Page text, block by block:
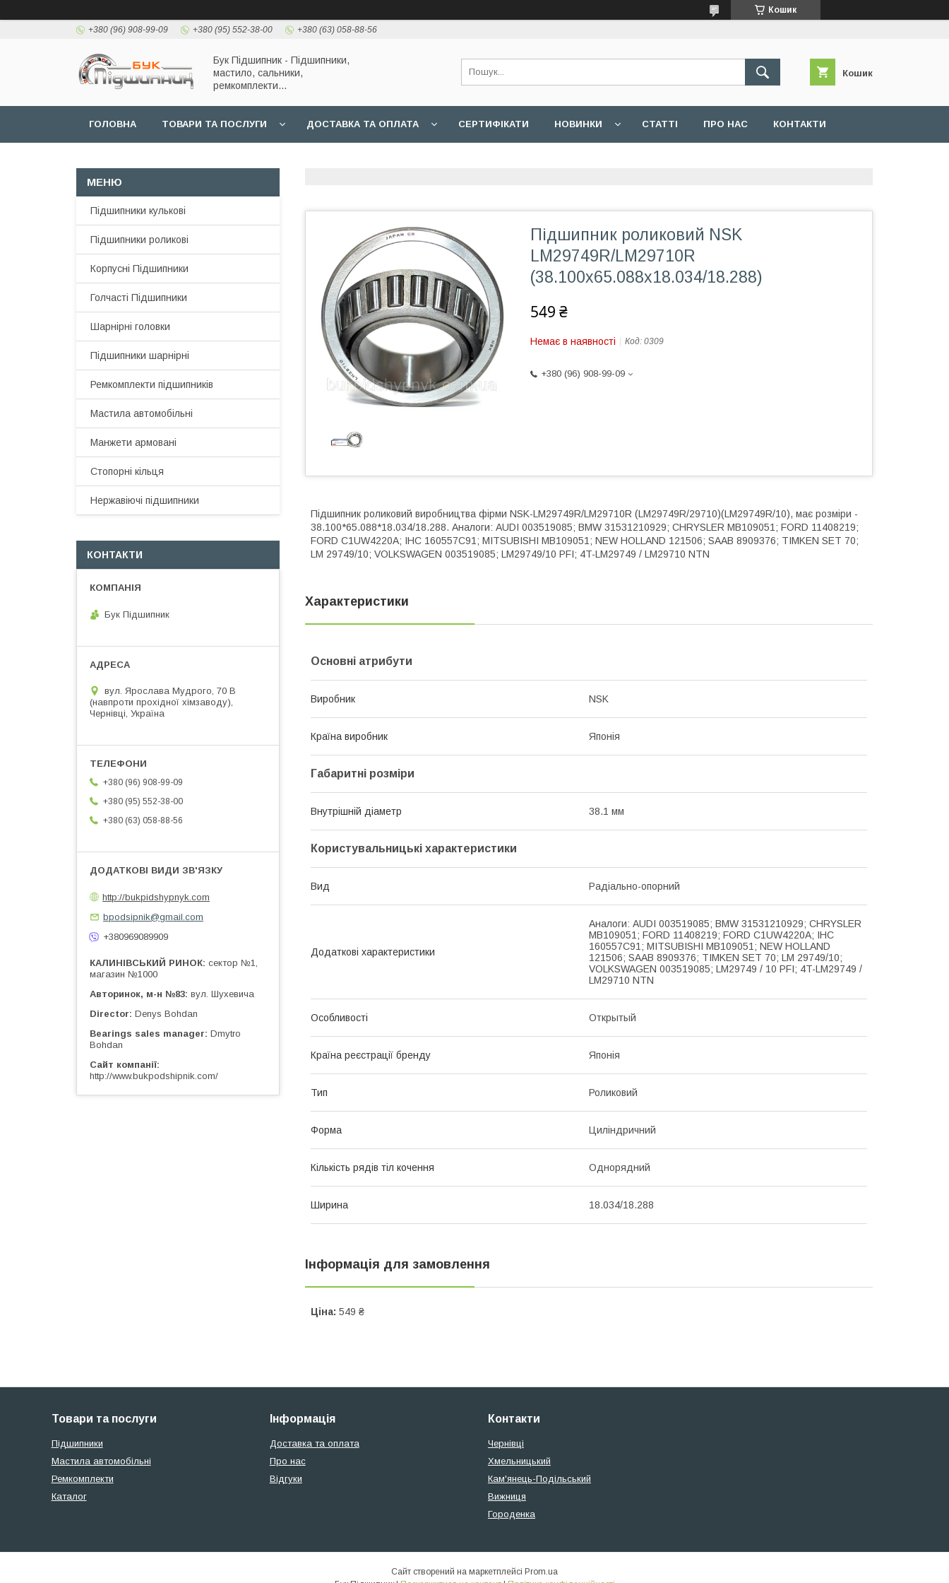
Кошик
+380 (96) 908-99-09 +380 (95) 552-38-00 +380 (63) 058-88-56
Бук Підшипник - Підшипники,
мастило, сальники,
ремкомплекти...
Кошик
ГОЛОВНА ТОВАРИ ТА ПОСЛУГИ ДОСТАВКА ТА ОПЛАТА СЕРТИФІКАТИ НОВИНКИ СТАТТІ ПРО НАС КОНТАКТИ
Підшипник роликовий NSK
LM29749R/LM29710R
(38.100x65.088x18.034/18.288)
549 ₴
Немає в наявності Код: 0309
+380 (96) 908-99-09
Підшипник роликовий виробництва фірми NSK-LM29749R/LM29710R (LM29749R/29710)(LM29749R/10), має розміри -
38.100*65.088*18.034/18.288. Аналоги: AUDI 003519085; BMW 31531210929; CHRYSLER MB109051; FORD 11408219;
FORD C1UW4220A; IHC 160557C91; MITSUBISHI MB109051; NEW HOLLAND 121506; SAAB 8909376; TIMKEN SET 70;
LM 29749/10; VOLKSWAGEN 003519085; LM29749/10 PFI; 4T-LM29749 / LM29710 NTN
Характеристики
Основні атрибути
Виробник NSK
Країна виробник Японія
Габаритні розміри
Внутрішній діаметр 38.1 мм
Користувальницькі характеристики
Вид Радіально-опорний
Додаткові характеристики
Аналоги: AUDI 003519085; BMW 31531210929; CHRYSLER
MB109051; FORD 11408219; FORD C1UW4220A; IHC
160557C91; MITSUBISHI MB109051; NEW HOLLAND
121506; SAAB 8909376; TIMKEN SET 70; LM 29749/10;
VOLKSWAGEN 003519085; LM29749 / 10 PFI; 4T-LM29749 /
LM29710 NTN
Особливості Открытый
Країна реєстрації бренду Японія
Тип Роликовий
Форма Циліндричний
Кількість рядів тіл кочення Однорядний
Ширина 18.034/18.288
Інформація для замовлення
Ціна: 549 ₴
Підшипники кулькові
Підшипники роликові
Корпусні Підшипники
Голчасті Підшипники
Шарнірні головки
Підшипники шарнірні
Ремкомплекти підшипників
Мастила автомобільні
Манжети армовані
Стопорні кільця
Нержавіючі підшипники
КОНТАКТИ
Бук Підшипник
вул. Ярослава Мудрого, 70 В
(навпроти прохідної хімзаводу),
Чернівці, Україна
+380 (96) 908-99-09
+380 (95) 552-38-00
+380 (63) 058-88-56
http://bukpidshypnyk.com
bpodsipnik@gmail.com
+380969089909
КАЛИНІВСЬКИЙ РИНОК сектор №1,
магазин №1000
Авторинок, м-н №83 вул. Шухевича
Director Denys Bohdan
Bearings sales manager Dmytro
Bohdan
Сайт компанії
http://www.bukpodshipnik.com/
Товари та послуги
Підшипники
Мастила автомобільні
Ремкомплекти
Каталог
Інформація
Доставка та оплата
Про нас
Відгуки
Контакти
Чернівці
Хмельницький
Кам'янець-Подільський
Вижниця
Городенка
Сайт створений на маркетплейсі Prom.ua